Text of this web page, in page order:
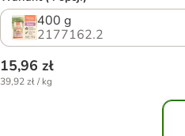
400 g
2177162.2
15,96 zł
39,92 zł / kg